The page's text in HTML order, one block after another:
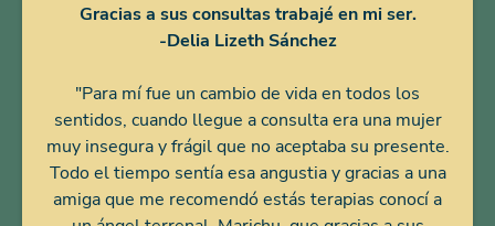
Gracias a sus consultas trabajé en mi ser.
-Delia Lizeth Sánchez
"Para mí fue un cambio de vida en todos los
sentidos, cuando llegue a consulta era una mujer
muy insegura y frágil que no aceptaba su presente.
Todo el tiempo sentía esa angustia y gracias a una
amiga que me recomendó estás terapias conocí a